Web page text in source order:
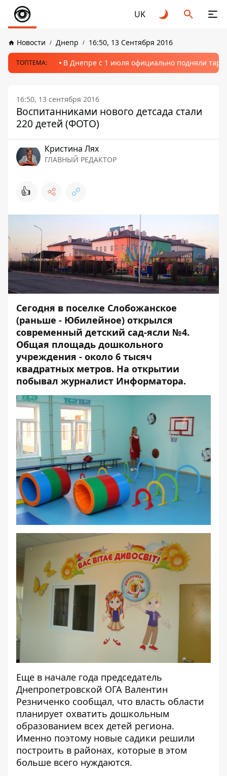
UK
Новости Днепр 16:50, 13 Сентября 2016
ТОПТЕМА: В Днепре с 1 июля официально подняли
16:50, 13 сентября 2016
Воспитанниками нового детсада стали
220 детей (ФОТО)
Кристина Лях
ГЛАВНЫЙ РЕДАКТОР
👍
Сегодня в поселке Слобожанское
(раньше - Юбилейное) открылся
современный детский сад-ясли №4.
Общая площадь дошкольного
учреждения - около 6 тысяч
квадратных метров. На открытии
побывал журналист Информатора.
Еще в начале года председатель
Днепропетровской ОГА Валентин
Резниченко сообщал, что власть области
планирует охватить дошкольным
образованием всех детей региона.
Именно поэтому новые садики решили
построить в районах, которые в этом
больше всего нуждаются.